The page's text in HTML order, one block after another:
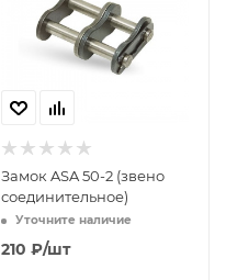
Замок ASA 50-2 (звено
соединительное)
Уточните наличие
210 ₽/шт